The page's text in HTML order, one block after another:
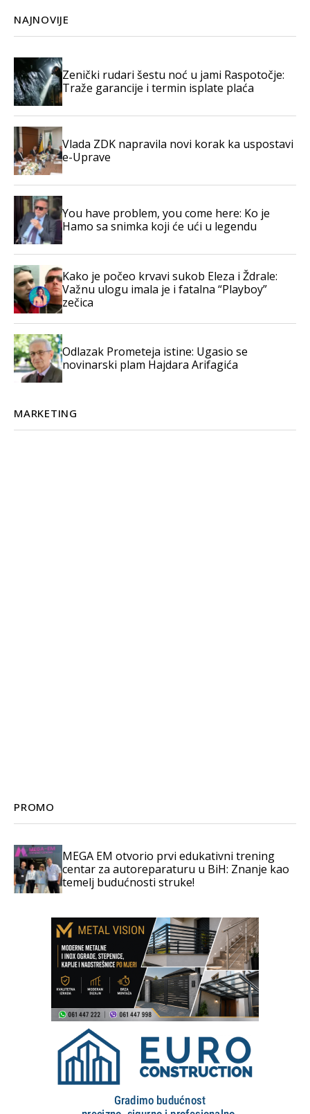
NAJNOVIJE
Zenički rudari šestu noć u jami Raspotočje:
Traže garancije i termin isplate plaća
Vlada ZDK napravila novi korak ka uspostavi
e-Uprave
You have problem, you come here: Ko je
Hamo sa snimka koji će ući u legendu
Kako je počeo krvavi sukob Eleza i Ždrale:
Važnu ulogu imala je i fatalna “Playboy”
zečica
Odlazak Prometeja istine: Ugasio se
novinarski plam Hajdara Arifagića
MARKETING
PROMO
MEGA EM otvorio prvi edukativni trening
centar za autoreparaturu u BiH: Znanje kao
temelj budućnosti struke!